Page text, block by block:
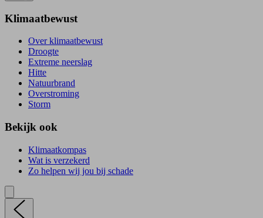
Klimaatbewust
Over klimaatbewust
Droogte
Extreme neerslag
Hitte
Natuurbrand
Overstroming
Storm
Bekijk ook
Klimaatkompas
Wat is verzekerd
Zo helpen wij jou bij schade